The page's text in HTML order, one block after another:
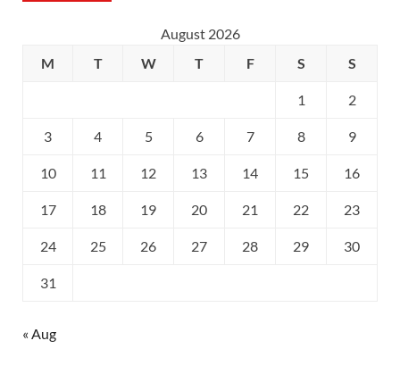
August 2026
M
T W T F S S
1 2
3 4 5 6 7 8 9
10 11 12 13 14 15 16
17 18 19 20 21 22 23
24 25 26 27 28 29 30
31
« Aug